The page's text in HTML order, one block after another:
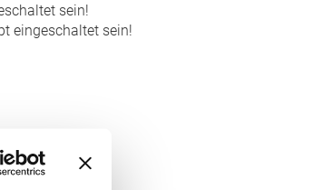
sein!
eingeschaltet sein!